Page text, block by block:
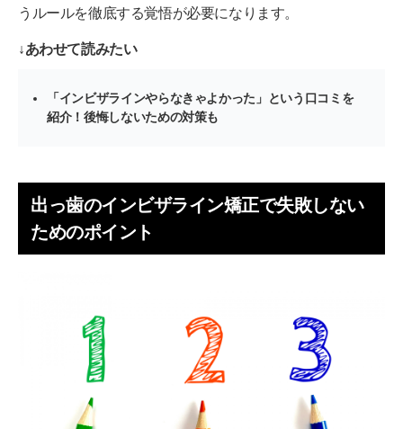
うルールを徹底する覚悟が必要になります。
↓あわせて読みたい
「インビザラインやらなきゃよかった」という口コミを
紹介！後悔しないための対策も
出っ歯のインビザライン矯正で失敗しない
ためのポイント